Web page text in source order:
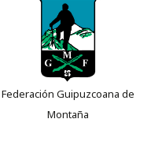
Federación Guipuzcoana de
Montaña